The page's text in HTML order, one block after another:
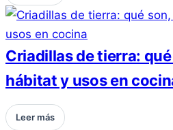
Criadillas de tierra:
hábitat y usos en
Leer más